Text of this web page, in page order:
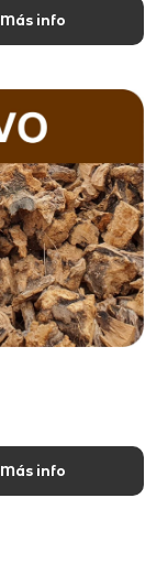
Más info
Más info